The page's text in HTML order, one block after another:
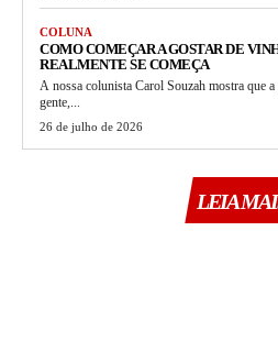
COLUNA
COMO COMEÇAR A GOSTAR DE
REALMENTE SE COMEÇA
A nossa colunista Carol Souzah mostra que
gente,...
26 de julho de 2026
LEIA